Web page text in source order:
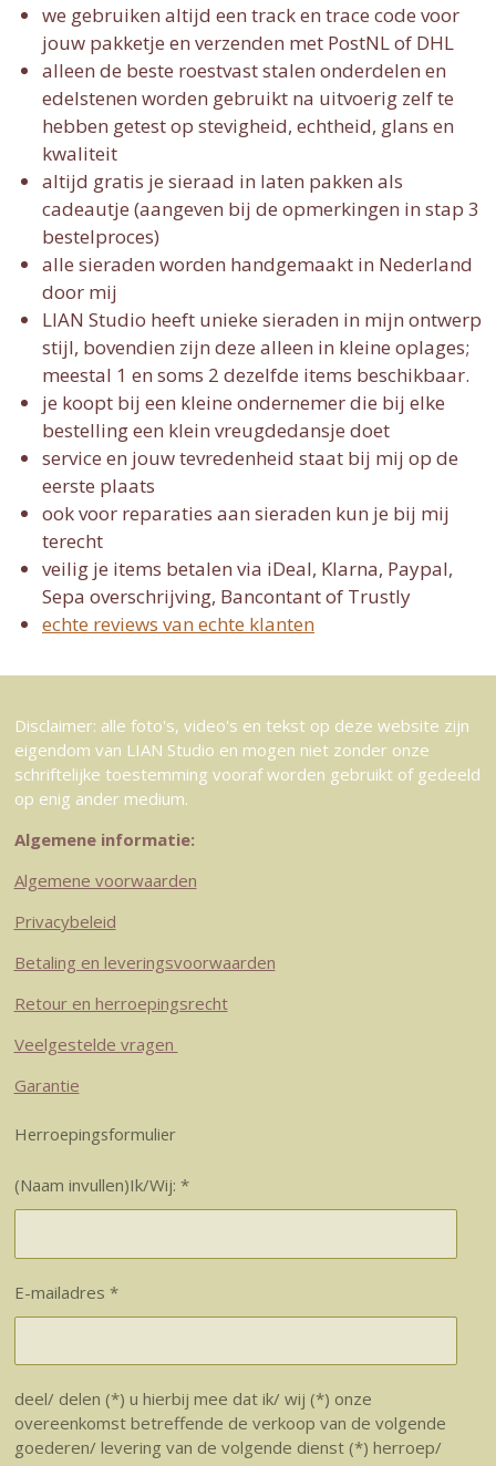
we gebruiken altijd een track en trace code voor
jouw pakketje en verzenden met PostNL of DHL
alleen de beste roestvast stalen onderdelen en
edelstenen worden gebruikt na uitvoerig zelf te
hebben getest op stevigheid, echtheid, glans en
kwaliteit
altijd gratis je sieraad in laten pakken als
cadeautje (aangeven bij de opmerkingen in stap 3
bestelproces)
alle sieraden worden handgemaakt in Nederland
door mij
LIAN Studio heeft unieke sieraden in mijn ontwerp
stijl, bovendien zijn deze alleen in kleine oplages;
meestal 1 en soms 2 dezelfde items beschikbaar.
je koopt bij een kleine ondernemer die bij elke
bestelling een klein vreugdedansje doet
service en jouw tevredenheid staat bij mij op de
eerste plaats
ook voor reparaties aan sieraden kun je bij mij
terecht
veilig je items betalen via iDeal, Klarna, Paypal,
Sepa overschrijving, Bancontant of Trustly
echte reviews van echte klanten
Disclaimer: alle foto's, video's en tekst op deze website zijn
eigendom van LIAN Studio en mogen niet zonder onze
schriftelijke toestemming vooraf worden gebruikt of gedeeld
op enig ander medium.
Algemene informatie:
Algemene voorwaarden
Privacybeleid
Betaling en leveringsvoorwaarden
Retour en herroepingsrecht
Veelgestelde vragen
Garantie
Herroepingsformulier
(Naam invullen)Ik/Wij: *
E-mailadres *
deel/ delen (*) u hierbij mee dat ik/ wij (*) onze
overeenkomst betreffende de verkoop van de volgende
goederen/ levering van de volgende dienst (*) herroep/